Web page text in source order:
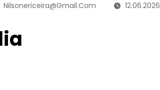
Nilsonericeira@gmail.com 12.06.2026